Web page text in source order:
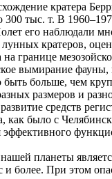
кратера
тыс. т. В
его наблюдали
кратеров,
границе
вымирание фауны,
больше, чем
размеров и
средств
было с
планеты
более. При этом